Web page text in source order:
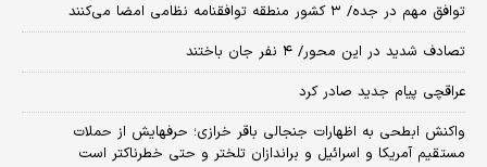
توافق مهم در جده/ ۳ کشور منطقه توافقنامه نظامی امضا می‌کنند
تصادف شدید در این محور/ ۴ نفر جان باختند
عراقچی پیام جدید صادر کرد
واکنش ابطحی به اظهارات جنجالی باقر خرازی؛ حرفهایش از حملات
مستقیم آمریکا و اسرائیل و براندازان تلختر و حتی خطرناکتر است